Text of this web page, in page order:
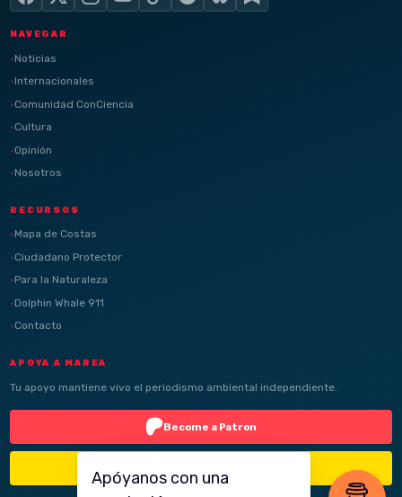
NAVEGAR
Noticias
Internacionales
Comunidad ConCiencia
Cultura
Opinión
Nosotros
RECURSOS
Mapa de Costas
Ciudadano Protector
Para la Naturaleza
Dolphin Whale 911
Contacto
APOYA A MAREA
Tu apoyo mantiene vivo el periodismo ambiental independiente.
Become a Patron
Apóyanos con una